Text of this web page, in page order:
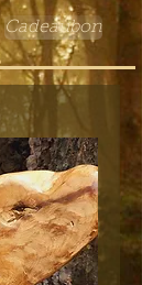
Cadeaubon